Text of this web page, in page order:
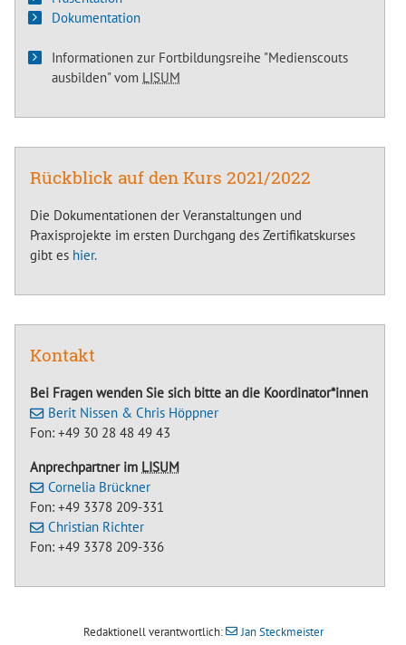
Dokumentation
Informationen zur Fortbildungsreihe "Medienscouts
ausbilden" vom LISUM
Rückblick auf den Kurs 2021/2022
Die Dokumentationen der Veranstaltungen und
Praxisprojekte im ersten Durchgang des Zertifikatskurses
gibt es hier.
Kontakt
Bei Fragen wenden Sie sich bitte an die Koordinator*innen
Berit Nissen & Chris Höppner
Fon: +49 30 28 48 49 43
Anprechpartner im LISUM
Cornelia Brückner
Fon: +49 3378 209-331
Christian Richter
Fon: +49 3378 209-336
Redaktionell verantwortlich: Jan Steckmeister